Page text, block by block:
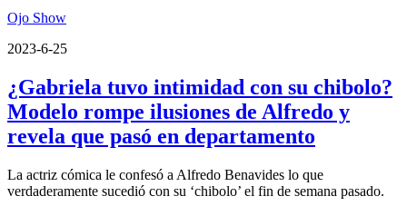
Ojo Show
2023-6-25
¿Gabriela tuvo intimidad con su chibolo?
Modelo rompe ilusiones de Alfredo y
revela que pasó en departamento
La actriz cómica le confesó a Alfredo Benavides lo que
verdaderamente sucedió con su ‘chibolo’ el fin de semana pasado.